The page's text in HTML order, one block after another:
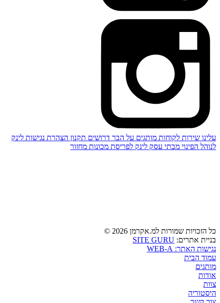
עלינו שירות לקוחות מותגים על הבר דרושים תקנון הצהרת נגישות לינק
לנוהל הפינוי מבתי עסק לינק לפריסת מכונות מחזור
כל הזכויות שמורות למ.אקרמן 2026 ©
בניית אתרים: SITE GURU
נגישות האתר: WEB-A
עמוד הבית
מותגים
אודות
צוות
היסטוריה